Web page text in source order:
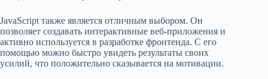
JavaScript также является отличным выбором. Он
позволяет создавать интерактивные веб-приложения и
активно используется в разработке фронтенда. С его
помощью можно быстро увидеть результаты своих
усилий, что положительно сказывается на мотивации.